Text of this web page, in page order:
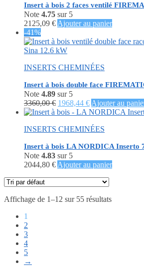
Insert à bois 2 faces ventilé
Note 4.75 sur 5
2125,09 € Ajouter au panier
-41%
INSERTS CHEMINÉES
Insert à bois double face
Note 4.89 sur 5
3360,00€ Le
prix
était :
1968,44 €Le
prix
est :
Ajouter au
INSERTS CHEMINÉES
Insert à bois LA NORDICA Inserto
Note 4.83 sur 5
2044,80 € Ajouter au panier
Affichage de 1–12 sur 55 résultats
1
2
3
4
5
→